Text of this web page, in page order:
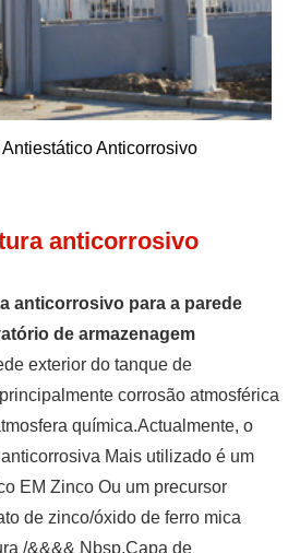
Anticorrosivo
anticorrosivo
anticorrosivo para a parede
de armazenagem
exterior do tanque de
corrosão atmosférica
química.Actualmente, o
Mais utilizado é um
EM Zinco Ou um precursor
de zinco/óxido de ferro mica
/&&&& Nbsp.Capa de